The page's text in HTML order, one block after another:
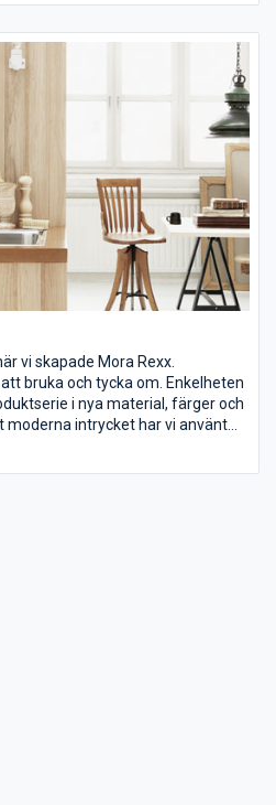
vi skapade Mora Rexx.
bruka och tycka om. Enkelheten
i nya material, färger och
intrycket har vi använt
där detaljer, balans och